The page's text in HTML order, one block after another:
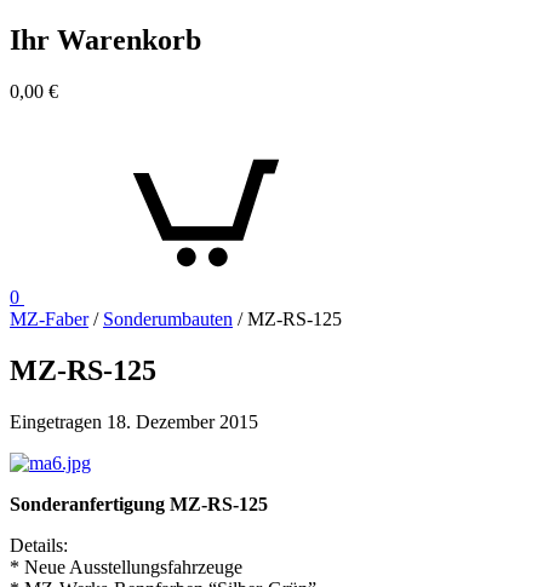
Ihr Warenkorb
0,00 €
0
MZ-Faber/ Sonderumbauten /MZ-RS-125
MZ-RS-125
Eingetragen 18. Dezember 2015
Sonderanfertigung MZ-RS-125
Details:
* Neue Ausstellungsfahrzeuge